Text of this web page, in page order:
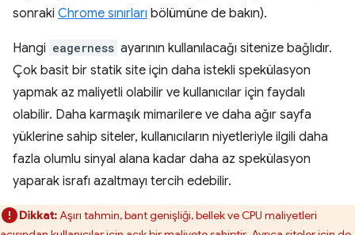
sonraki Chrome sınırları bölümüne de bakın).
Hangi eagerness ayarının kullanılacağı sitenize bağlıdır.
Çok basit bir statik site için daha istekli spekülasyon
yapmak az maliyetli olabilir ve kullanıcılar için faydalı
olabilir. Daha karmaşık mimarilere ve daha ağır sayfa
yüklerine sahip siteler, kullanıcıların niyetleriyle ilgili daha
fazla olumlu sinyal alana kadar daha az spekülasyon
yaparak israfı azaltmayı tercih edebilir.
Dikkat:Aşırı tahmin, bant genişliği, bellek ve CPU maliyetleri